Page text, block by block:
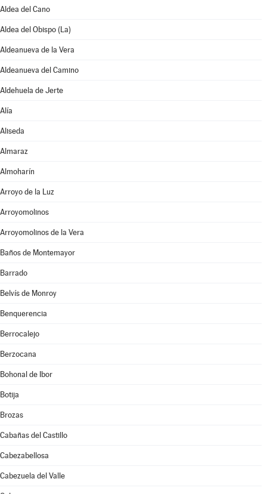
Aldea del Cano
Aldea del Obispo (La)
Aldeanueva de la Vera
Aldeanueva del Camino
Aldehuela de Jerte
Alía
Aliseda
Almaraz
Almoharín
Arroyo de la Luz
Arroyomolinos
Arroyomolinos de la Vera
Baños de Montemayor
Barrado
Belvís de Monroy
Benquerencia
Berrocalejo
Berzocana
Bohonal de Ibor
Botija
Brozas
Cabañas del Castillo
Cabezabellosa
Cabezuela del Valle